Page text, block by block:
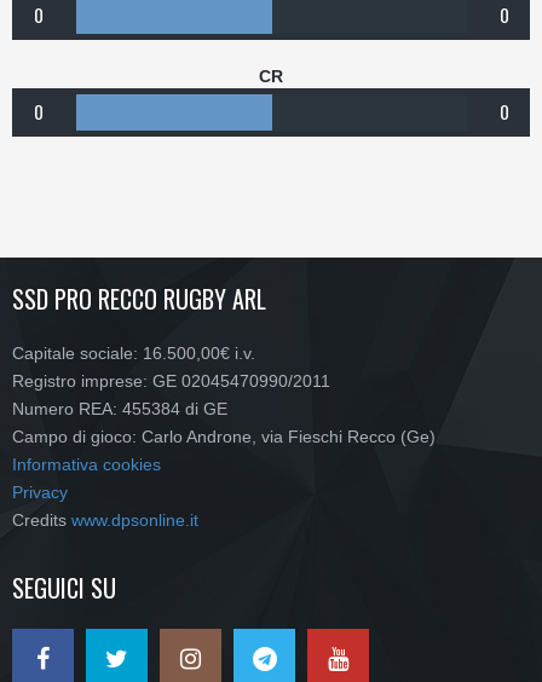
0 0
CR
0 0
SSD PRO RECCO RUGBY ARL
Capitale sociale: 16.500,00€ i.v.
Registro imprese: GE 02045470990/2011
Numero REA: 455384 di GE
Campo di gioco: Carlo Androne, via Fieschi Recco (Ge)
Informativa cookies
Privacy
Credits www.dpsonline.it
SEGUICI SU